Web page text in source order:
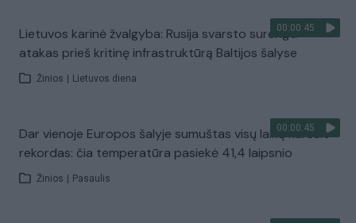
00:00:45
Lietuvos karinė žvalgyba: Rusija svarsto surengti
atakas prieš kritinę infrastruktūrą Baltijos šalyse
Žinios Lietuvos diena
00:00:45
Dar vienoje Europos šalyje sumuštas visų laikų karščio
rekordas: čia temperatūra pasiekė 41,4 laipsnio
Žinios Pasaulis